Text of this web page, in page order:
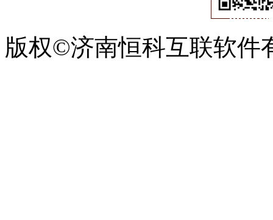
版权©济南恒科互联软件